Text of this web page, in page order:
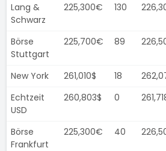
Lang &
Schwarz
225,300€ 130
Börse
Stuttgart
225,700€ 89
New York 261,010$ 18
Echtzeit
USD
260,803$ 0
Börse
Frankfurt
225,300€ 40